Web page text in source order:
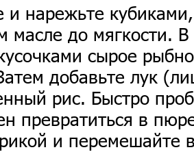
и нарежьте
масле до мягкости.
сырое
добавьте лук
рис. Быстро
превратиться в
и перемешайте